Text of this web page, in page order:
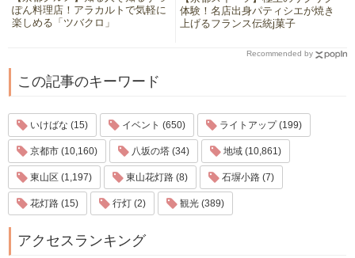
ぽん料理店！アラカルトで気軽に
楽しめる「ツバクロ」
体験！名店出身パティシエが焼き
上げるフランス伝統j菓子
Recommended by
この記事のキーワード
いけばな (15) イベント (650) ライトアップ (199)
京都市 (10,160) 八坂の塔 (34) 地域 (10,861)
東山区 (1,197) 東山花灯路 (8) 石塀小路 (7)
花灯路 (15) 行灯 (2) 観光 (389)
アクセスランキング